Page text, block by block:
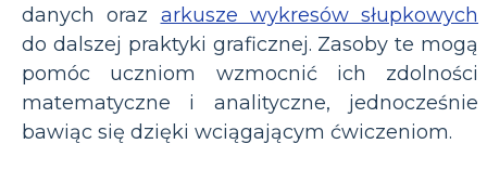
danych oraz arkusze wykresów słupkowych
do dalszej praktyki graficznej. Zasoby te mogą
pomóc uczniom wzmocnić ich zdolności
matematyczne i analityczne, jednocześnie
bawiąc się dzięki wciągającym ćwiczeniom.